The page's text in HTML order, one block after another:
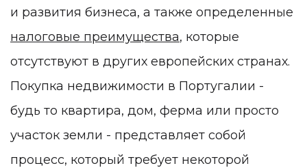
и развития бизнеса, а также определенные
налоговые преимущества, которые
отсутствуют в других европейских странах.
Покупка недвижимости в Португалии -
будь то квартира, дом, ферма или просто
участок земли - ​​представляет собой
процесс, который требует некоторой